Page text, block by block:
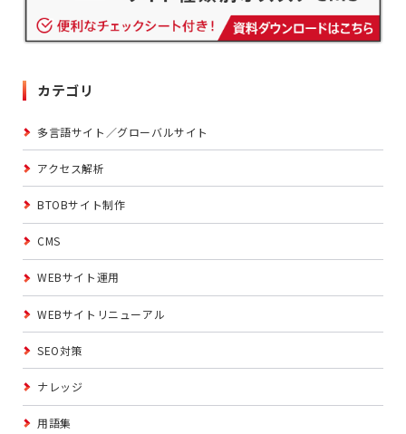
カテゴリ
多言語サイト／グローバルサイト
アクセス解析
BTOBサイト制作
CMS
WEBサイト運用
WEBサイトリニューアル
SEO対策
ナレッジ
用語集